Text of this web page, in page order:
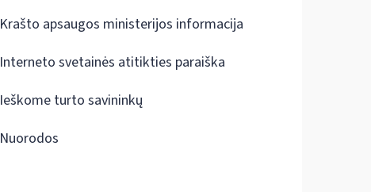
Krašto apsaugos ministerijos informacija
Interneto svetainės atitikties paraiška
Ieškome turto savininkų
Nuorodos